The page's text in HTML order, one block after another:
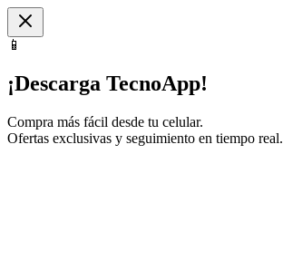
📱
¡Descarga TecnoApp!
Compra más fácil desde tu celular.
Ofertas exclusivas y seguimiento en tiempo real.